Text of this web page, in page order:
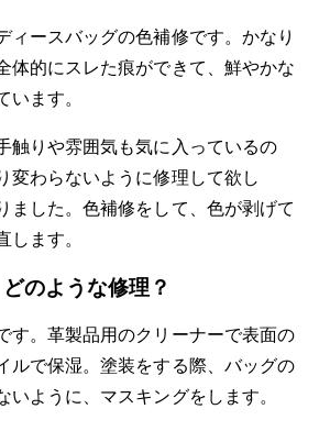
ィースバッグの色補修です。かなり
体的にスレた痕ができて、鮮やかな
います。
触りや雰囲気も気に入っているの
変わらないように修理して欲し
ました。色補修をして、色が剥げて
します。
のような修理？
す。革製品用のクリーナーで表面の
ルで保湿。塗装をする際、バッグの
いように、マスキングをします。